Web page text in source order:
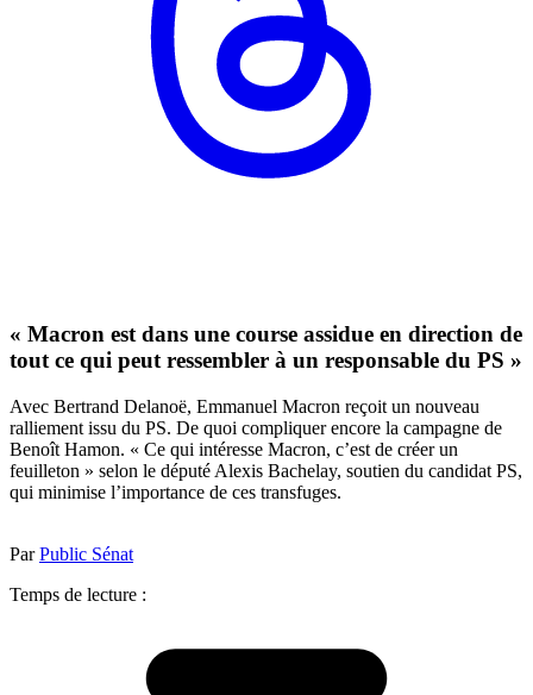
« Macron est dans une course assidue en direction de
tout ce qui peut ressembler à un responsable du PS »
Avec Bertrand Delanoë, Emmanuel Macron reçoit un nouveau
ralliement issu du PS. De quoi compliquer encore la campagne de
Benoît Hamon. « Ce qui intéresse Macron, c’est de créer un
feuilleton » selon le député Alexis Bachelay, soutien du candidat PS,
qui minimise l’importance de ces transfuges.
ParPublic Sénat
Temps de lecture :